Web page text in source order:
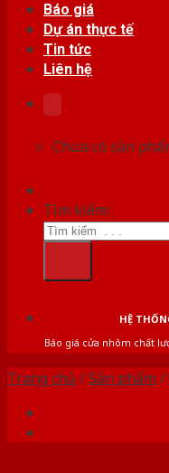
Báo giá
Dự án thực tế
Tin tức
Liên hệ
Chưa có sản
Tìm kiếm:
HỆ
Báo giá cửa nhôm chất
Trang chủ /Sản phẩm /